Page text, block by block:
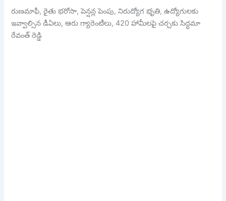
రుణమాఫీ, రైతు భరోసా, పెన్షన్ల పెంపు, నిరుద్యోగ భృతి, ఉద్యోగులకు
ఇవ్వాల్సిన డీఏలు, ఆరు గ్యారెంటీలు, 420 హామీలపై చర్చకు సిద్ధమా
రేవంత్ రెడ్డి